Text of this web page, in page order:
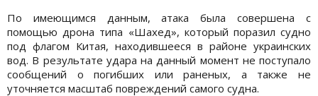
По имеющимся данным, атака была совершена с
помощью дрона типа «Шахед», который поразил судно
под флагом Китая, находившееся в районе украинских
вод. В результате удара на данный момент не поступало
сообщений о погибших или раненых, а также не
уточняется масштаб повреждений самого судна.